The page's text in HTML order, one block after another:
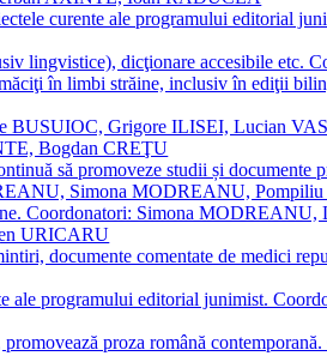
curente ale programului editorial
lingvistice), dicţionare accesibile
în limbi străine, inclusiv în ediţii
BUSUIOC, Grigore ILISEI, Lucian
Bogdan CREŢU
să promoveze studii și documente
Simona MODREANU,
Coordonatori: Simona
URICARU
documente comentate de medici
ale programului editorial junimist.
proza română